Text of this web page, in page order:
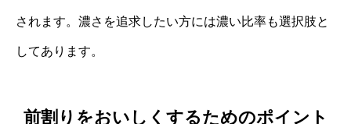
されます。濃さを追求したい方には濃い比率も選択肢と
してあります。
前割りをおいしくするためのポイント